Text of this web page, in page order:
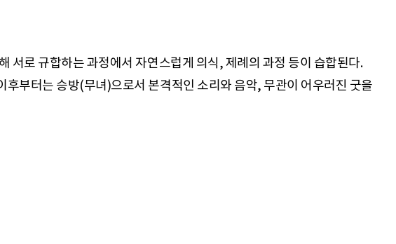
서로 규합하는 과정에서 자연스럽게 의식, 제례의 과정 등이 습합된다.
부터는 승방(무녀)으로서 본격적인 소리와 음악, 무관이 어우러진 굿을